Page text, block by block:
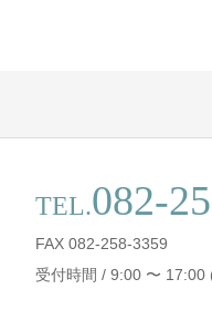
TEL.082-
FAX 082-258-3359
受付時間 / 9:00 〜 17:00